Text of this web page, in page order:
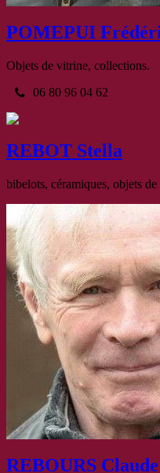
POMEPUI
Objets de vitrine,
06 80 96 04 62
REBOT Stella
bibelots, céramiques, objets
REBOURS